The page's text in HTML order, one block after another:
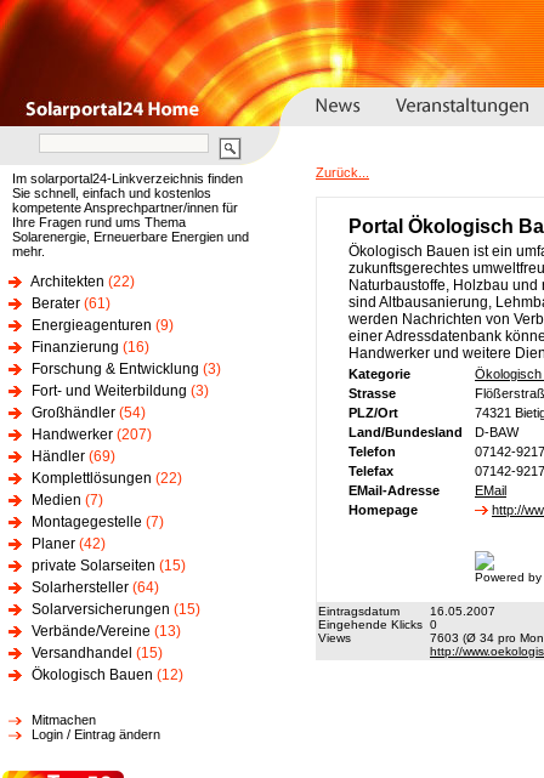
Im solarportal24-Linkverzeichnis finden
Sie schnell, einfach und kostenlos
kompetente Ansprechpartner/innen für
Ihre Fragen rund ums Thema
Solarenergie, Erneuerbare Energien und
mehr.
Architekten (22)
Berater (61)
Energieagenturen (9)
Finanzierung (16)
Forschung & Entwicklung (3)
Fort- und Weiterbildung (3)
Großhändler (54)
Handwerker (207)
Händler (69)
Komplettlösungen (22)
Medien (7)
Montagegestelle (7)
Planer (42)
private Solarseiten (15)
Solarhersteller (64)
Solarversicherungen (15)
Verbände/Vereine (13)
Versandhandel (15)
Ökologisch Bauen (12)
Mitmachen
Login / Eintrag ändern
Zurück...
Portal Ökologisch
Ökologisch Bauen ist ein
zukunftsgerechtes
Naturbaustoffe, Holzbau
sind Altbausanierung,
werden Nachrichten von
einer Adressdatenbank
Handwerker und weitere
Kategorie
Ökologisch
Strasse
PLZ/Ort
74321
Land/Bundesland
D-BAW
Telefon
07142-
Telefax
07142-
EMail-Adresse
EMail
Homepage
http://
Powered
Eintragsdatum
16.05.2007
Eingehende Klicks 0
Views
7603 (Ø 34 pro
http://